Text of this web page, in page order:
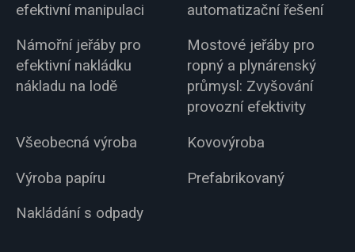
efektivní manipulaci
automatizační řešení
Námořní jeřáby pro
efektivní nakládku
nákladu na lodě
Mostové jeřáby pro
ropný a plynárenský
průmysl: Zvyšování
provozní efektivity
Všeobecná výroba
Kovovýroba
Výroba papíru
Prefabrikovaný
Nakládání s odpady